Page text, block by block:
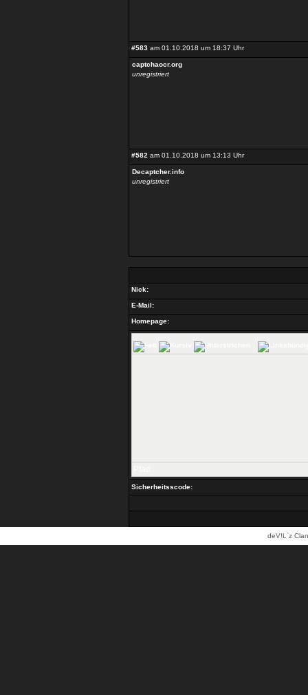
#583 am 01.10.2018 um 18:37 Uhr
captchaocr.org
unregistriert
#582 am 01.10.2018 um 13:13 Uhr
Decaptcher.info
unregistriert
Nick:
E-Mail:
Homepage:
Sicherheitsscode:
deV!L`z